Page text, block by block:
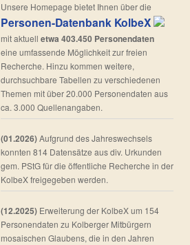
Unsere Homepage bietet Ihnen über die
Personen-Datenbank KolbeX
mit aktuell etwa 403.450 Personendaten
eine umfassende Möglichkeit zur freien
Recherche. Hinzu kommen weitere,
durchsuchbare Tabellen zu verschiedenen
Themen mit über 20.000 Personendaten aus
ca. 3.000 Quellenangaben.
(01.2026)Aufgrund des Jahreswechsels
konnten 814 Datensätze aus div. Urkunden
gem. PStG für die öffentliche Recherche in der
KolbeX freigegeben werden.
(12.2025) Erweiterung der KolbeX um 154
Personendaten zu Kolberger Mitbürgern
mosaischen Glaubens, die in den Jahren